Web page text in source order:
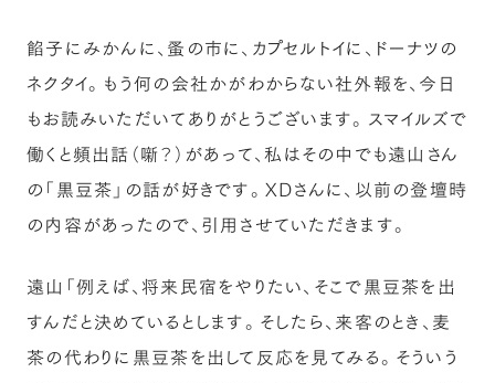
餡子にみかんに、蚤の市に、カプセルトイに、ドーナツの
ネクタイ。もう何の会社かがわからない社外報を、今日
もお読みいただいてありがとうございます。スマイルズで
働くと頻出話（噺？）があって、私はその中でも遠山さん
の「黒豆茶」の話が好きです。XDさんに、以前の登壇時
の内容があったので、引用させていただきます。
遠山「例えば、将来民宿をやりたい、そこで黒豆茶を出
すんだと決めているとします。そしたら、来客のとき、麦
茶の代わりに黒豆茶を出して反応を見てみる。そういう